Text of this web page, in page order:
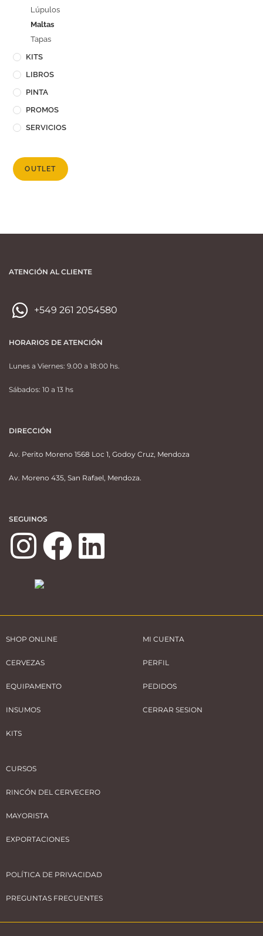
Lúpulos
Maltas
Tapas
KITS
LIBROS
PINTA
PROMOS
SERVICIOS
OUTLET
ATENCIÓN AL CLIENTE
+549 261 2054580
HORARIOS DE ATENCIÓN
Lunes a Viernes: 9.00 a 18:00 hs.
Sábados: 10 a 13 hs
DIRECCIÓN
Av. Perito Moreno 1568 Loc 1, Godoy Cruz, Mendoza
Av. Moreno 435, San Rafael, Mendoza.
SEGUINOS
SHOP ONLINE
CERVEZAS
EQUIPAMENTO
INSUMOS
KITS
MI CUENTA
PERFIL
PEDIDOS
CERRAR SESION
CURSOS
RINCÓN DEL CERVECERO
MAYORISTA
EXPORTACIONES
POLÍTICA DE PRIVACIDAD
PREGUNTAS FRECUENTES